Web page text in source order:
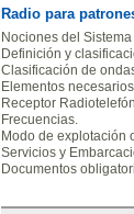
Radio para
Nociones del
Definición y
Clasificación de
Elementos
Receptor
Frecuencias.
Modo de explotación
Servicios y
Documentos